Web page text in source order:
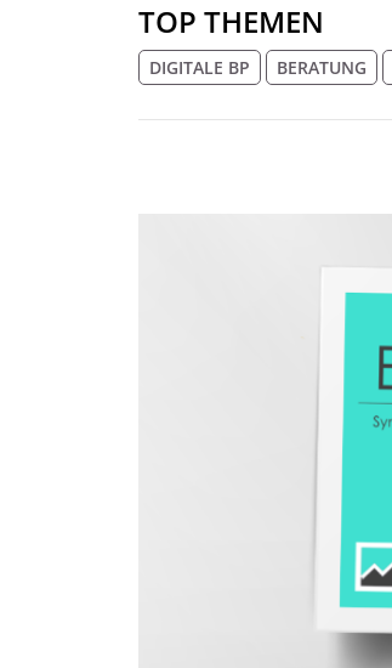
TOP THEMEN
DIGITALE BP BERATUNG